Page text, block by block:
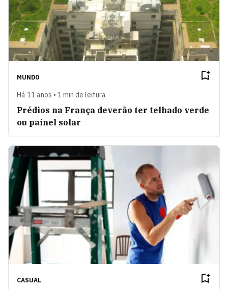
MUNDO
Há 11 anos • 1 min de leitura
Prédios na França deverão ter telhado verde
ou painel solar
CASUAL